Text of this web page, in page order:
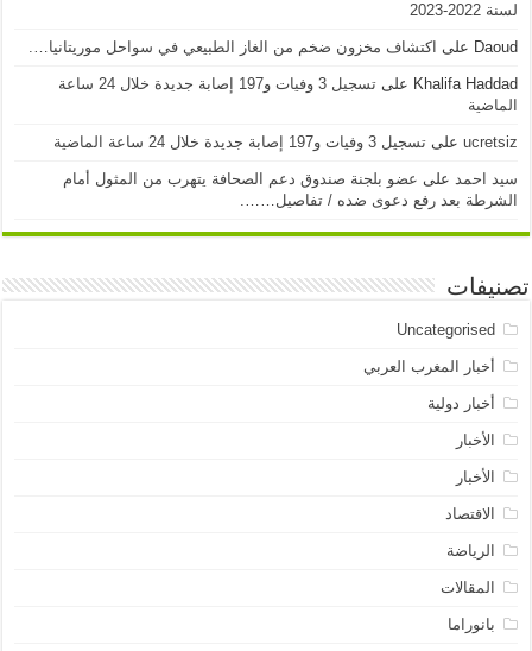
لسنة 2022-2023
Daoud على اكتشاف مخزون ضخم من الغاز الطبيعي في سواحل موريتانيا….
Khalifa Haddad على
تسجيل 3 وفيات و197 إصابة جديدة خلال 24 ساعة
الماضية
ucretsiz علىتسجيل 3 وفيات و197 إصابة جديدة خلال 24 ساعة الماضية
سيد احمد على عضو بلجنة صندوق دعم الصحافة يتهرب من المثول أمام
الشرطة بعد رفع دعوى ضده / تفاصيل…….
تصنيفات
Uncategorised
أخبار المغرب العربي
أخبار دولية
الأخبار
الأخبار
الاقتصاد
الرياضة
المقالات
بانوراما